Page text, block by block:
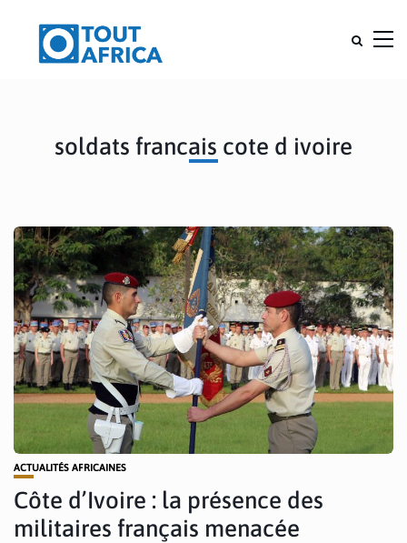
soldats francais cote d ivoire
ACTUALITÉS AFRICAINES
Côte d’Ivoire : la présence des
militaires français menacée